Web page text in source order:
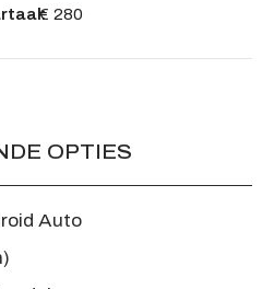
€ 280
OPTIES
Auto